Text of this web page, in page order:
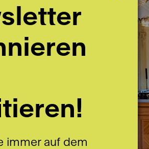
immer auf dem